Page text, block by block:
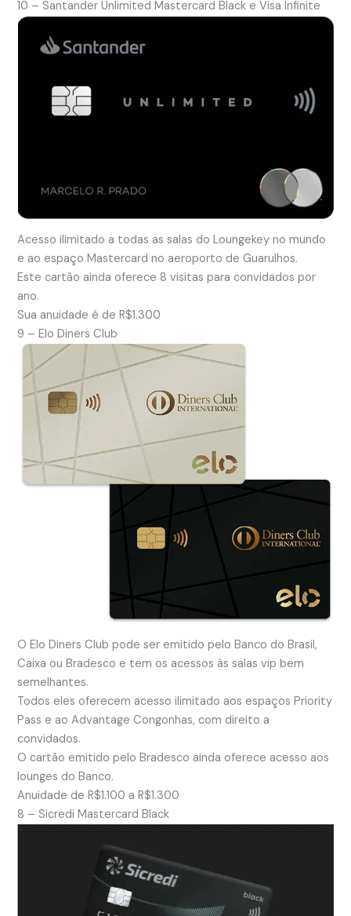
10 – Santander Unlimited Mastercard Black e Visa Infinite
Acesso ilimitado a todas as salas do Loungekey no mundo
e ao espaço Mastercard no aeroporto de Guarulhos.
Este cartão ainda oferece 8 visitas para convidados por
ano.
Sua anuidade é de R$1.300
9 – Elo Diners Club
O Elo Diners Club pode ser emitido pelo Banco do Brasil,
Caixa ou Bradesco e tem os acessos às salas vip bem
semelhantes.
Todos eles oferecem acesso ilimitado aos espaços Priority
Pass e ao Advantage Congonhas, com direito a
convidados.
O cartão emitido pelo Bradesco ainda oferece acesso aos
lounges do Banco.
Anuidade de R$1.100 a R$1.300
8 – Sicredi Mastercard Black